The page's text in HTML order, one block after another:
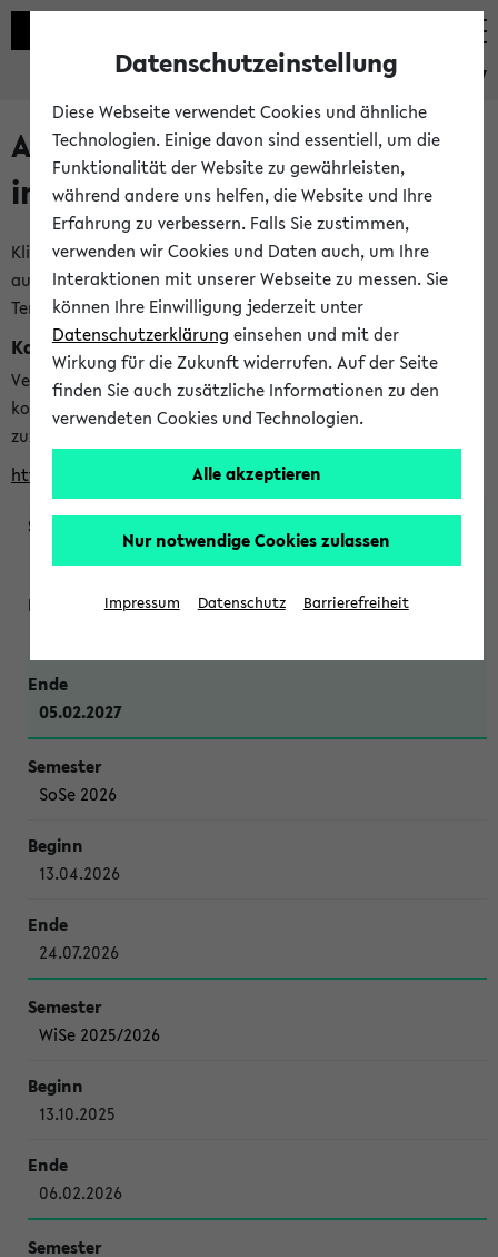
eKVV
Alle veröffentlichten Semester
im eKVV
Klicken Sie auf das Semester, welches Sie für Ihre Sitzung
auswählen möchten. Bitte beachten Sie auch die weiteren
Termine imKalender der Lehrplanung
Kalenderintegration
Verwenden Sie die folgende Adresse, um mit einer
kompatiblen Kalenderanwendung auf die Vorlesungszeiten
zuzugreifen (nähere Informationen
finden Sie hier
https://ekvv.uni-bielefeld.de/ws/calendar?vz
WiSe 2026/2027
05.02.2027
SoSe 2026
13.04.2026
24.07.2026
WiSe 2025/2026
13.10.2025
06.02.2026
Datenschutzeinstellung
Diese Webseite verwendet Cookies und ähnliche
Technologien. Einige davon sind essentiell, um die
Funktionalität der Website zu gewährleisten,
während andere uns helfen, die Website und Ihre
Erfahrung zu verbessern. Falls Sie zustimmen,
verwenden wir Cookies und Daten auch, um Ihre
Interaktionen mit unserer Webseite zu messen. Sie
können Ihre Einwilligung jederzeit unter
Datenschutzerklärung einsehen und mit der
Wirkung für die Zukunft widerrufen. Auf der Seite
finden Sie auch zusätzliche Informationen zu den
verwendeten Cookies und Technologien.
Alle akzeptieren
Nur notwendige Cookies zulassen
Impressum Datenschutz Barrierefreiheit